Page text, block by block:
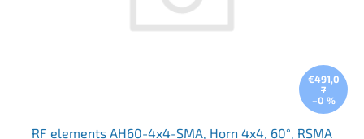
€491,0
7
–0 %
RF elements AH60-4x4-SMA, Horn 4x4, 60°, RSMA